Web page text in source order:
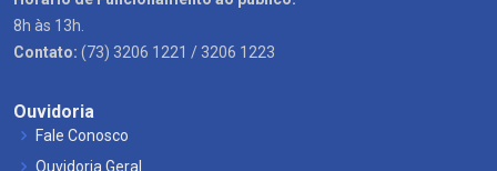
8h às 13h.
Contato: (73) 3206 1221 / 3206 1223
Ouvidoria
Fale Conosco
Ouvidoria Geral